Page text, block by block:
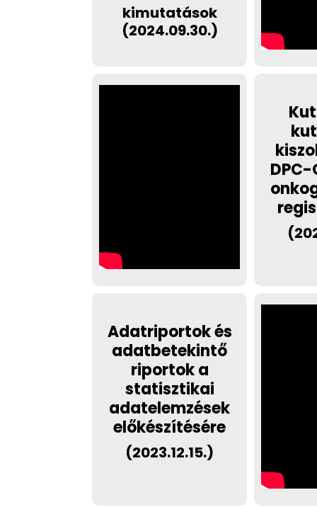
kimutatások
(2024.09.30.)
DPC-
Adatriportok és
adatbetekintő
riportok a
statisztikai
adatelemzések
előkészítésére
(2023.12.15.)